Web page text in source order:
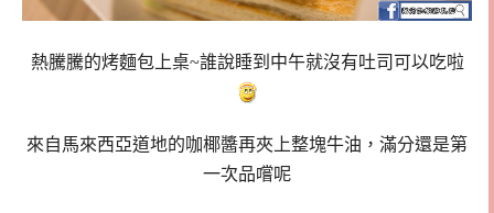
熱騰騰的烤麵包上桌~誰說睡到中午就沒有吐司可以吃啦
來自馬來西亞道地的咖椰醬再夾上整塊牛油，滿分還是第
一次品嚐呢